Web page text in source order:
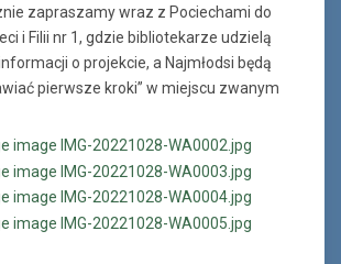
zapraszamy wraz z Pociechami do
i Filii nr 1, gdzie bibliotekarze udzielą
o projekcie, a Najmłodsi będą
pierwsze kroki” w miejscu zwanym